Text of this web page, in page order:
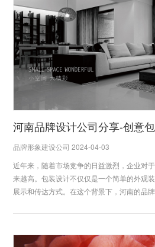
河南品牌设计公司分享-创意
品牌形象建设公司 2024-04-03
近年来，随着市场竞争的日益激烈，企业对
来越高。包装设计不仅仅是一个简单的外观
展示和传达方式。在这个背景下，河南的品